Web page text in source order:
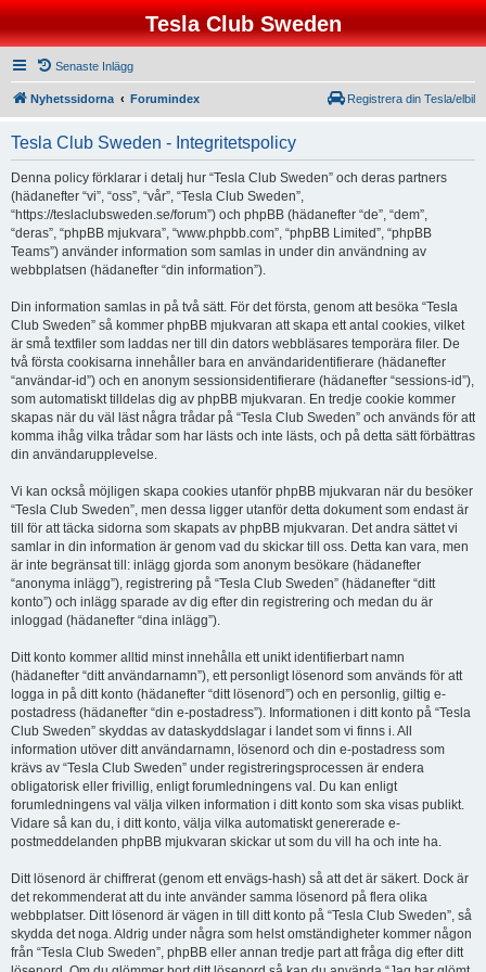
Tesla Club Sweden
Senaste Inlägg
Nyhetssidorna Forumindex Registrera din Tesla/elbil
Tesla Club Sweden - Integritetspolicy
Denna policy förklarar i detalj hur “Tesla Club Sweden” och deras partners
(hädanefter “vi”, “oss”, “vår”, “Tesla Club Sweden”,
“https://teslaclubsweden.se/forum”) och phpBB (hädanefter “de”, “dem”,
“deras”, “phpBB mjukvara”, “www.phpbb.com”, “phpBB Limited”, “phpBB
Teams”) använder information som samlas in under din användning av
webbplatsen (hädanefter “din information”).
Din information samlas in på två sätt. För det första, genom att besöka “Tesla
Club Sweden” så kommer phpBB mjukvaran att skapa ett antal cookies, vilket
är små textfiler som laddas ner till din dators webbläsares temporära filer. De
två första cookisarna innehåller bara en användaridentifierare (hädanefter
“användar-id”) och en anonym sessionsidentifierare (hädanefter “sessions-id”),
som automatiskt tilldelas dig av phpBB mjukvaran. En tredje cookie kommer
skapas när du väl läst några trådar på “Tesla Club Sweden” och används för att
komma ihåg vilka trådar som har lästs och inte lästs, och på detta sätt förbättras
din användarupplevelse.
Vi kan också möjligen skapa cookies utanför phpBB mjukvaran när du besöker
“Tesla Club Sweden”, men dessa ligger utanför detta dokument som endast är
till för att täcka sidorna som skapats av phpBB mjukvaran. Det andra sättet vi
samlar in din information är genom vad du skickar till oss. Detta kan vara, men
är inte begränsat till: inlägg gjorda som anonym besökare (hädanefter
“anonyma inlägg”), registrering på “Tesla Club Sweden” (hädanefter “ditt
konto”) och inlägg sparade av dig efter din registrering och medan du är
inloggad (hädanefter “dina inlägg”).
Ditt konto kommer alltid minst innehålla ett unikt identifierbart namn
(hädanefter “ditt användarnamn”), ett personligt lösenord som används för att
logga in på ditt konto (hädanefter “ditt lösenord”) och en personlig, giltig e-
postadress (hädanefter “din e-postadress”). Informationen i ditt konto på “Tesla
Club Sweden” skyddas av dataskyddslagar i landet som vi finns i. All
information utöver ditt användarnamn, lösenord och din e-postadress som
krävs av “Tesla Club Sweden” under registreringsprocessen är endera
obligatorisk eller frivillig, enligt forumledningens val. Du kan enligt
forumledningens val välja vilken information i ditt konto som ska visas publikt.
Vidare så kan du, i ditt konto, välja vilka automatiskt genererade e-
postmeddelanden phpBB mjukvaran skickar ut som du vill ha och inte ha.
Ditt lösenord är chiffrerat (genom ett envägs-hash) så att det är säkert. Dock är
det rekommenderat att du inte använder samma lösenord på flera olika
webbplatser. Ditt lösenord är vägen in till ditt konto på “Tesla Club Sweden”, så
skydda det noga. Aldrig under några som helst omständigheter kommer någon
från “Tesla Club Sweden”, phpBB eller annan tredje part att fråga dig efter ditt